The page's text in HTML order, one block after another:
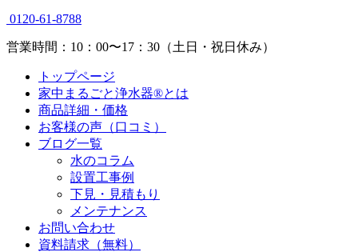
0120-61-8788
営業時間：10：00〜17：30（土日・祝日休み）
トップページ
家中まるごと浄水器®とは
商品詳細・価格
お客様の声（口コミ）
ブログ一覧
水のコラム
設置工事例
下見・見積もり
メンテナンス
お問い合わせ
資料請求（無料）